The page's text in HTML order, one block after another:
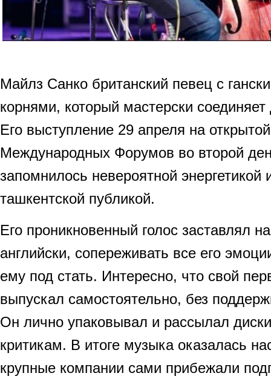
Майлз Санко британский певец с
корнями, который мастерски
Его выступление 29 апреля на
Международных Форумов во второй
запомнилось невероятной
ташкентской публикой.
Его проникновенный голос заставлял
английски, сопереживать все его
ему под стать. Интересно, что свой
выпускал самостоятельно, без
Он лично упаковывал и рассылал
критикам. В итоге музыка оказалась
крупные компании сами прибежали